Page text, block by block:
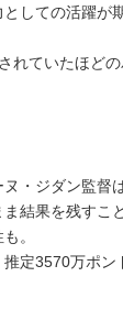
しての活躍が
れていたほど
・ジダン監督
結果を残すこ
。
定3570万ポン